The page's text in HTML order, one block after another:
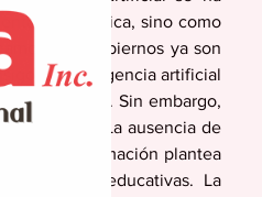
tecnológica, sino como
Los gobiernos ya son
La inteligencia artificial
Sin embargo,
La ausencia de
de la información plantea
y educativas. La